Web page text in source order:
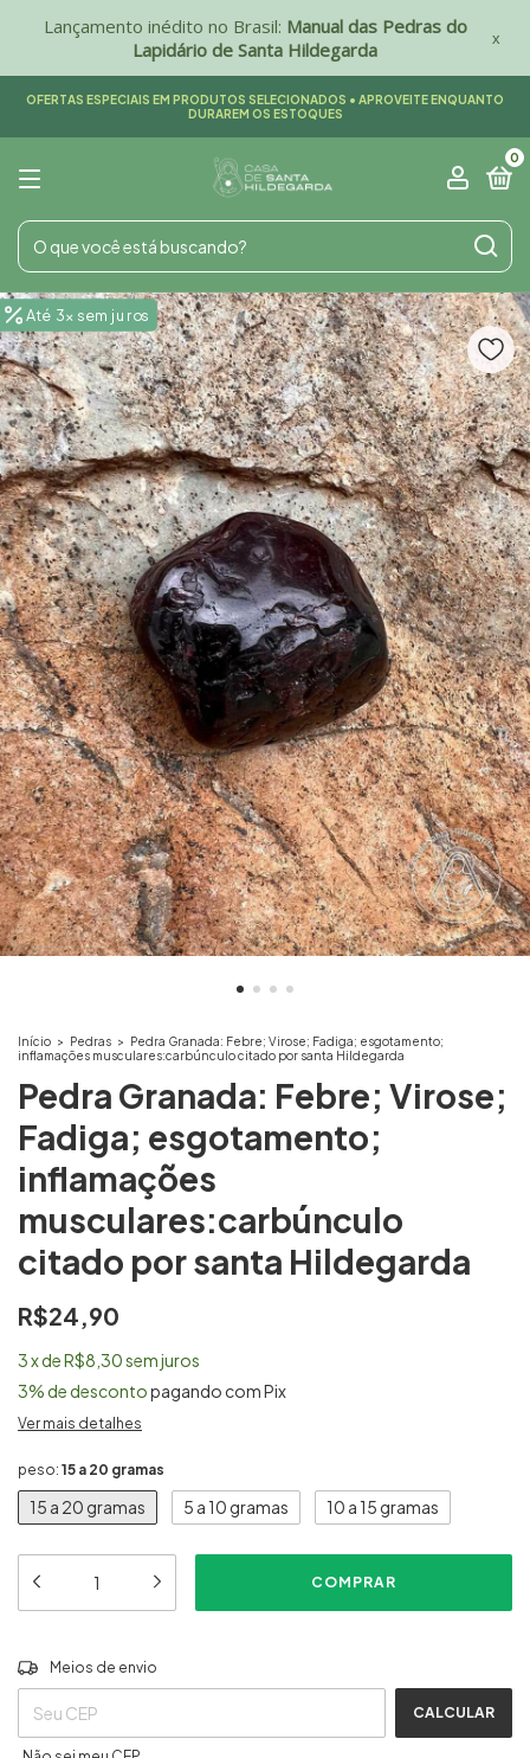
Lançamento inédito no Brasil: Manual das Pedras do
Lapidário de Santa Hildegarda
x
OFERTAS ESPECIAIS EM PRODUTOS SELECIONADOS • APROVEITE ENQUANTO
DURAREM OS ESTOQUES
0
Até 3x sem juros
Início > Pedras > Pedra Granada: Febre; Virose; Fadiga; esgotamento;
inflamações musculares:carbúnculo citado por santa Hildegarda
Pedra Granada: Febre; Virose;
Fadiga; esgotamento;
inflamações
musculares:carbúnculo
citado por santa Hildegarda
R$24,90
3xdeR$8,30sem juros
3% de descontopagando com Pix
Ver mais detalhes
peso: 15 a 20 gramas
15 a 20 gramas 5 a 10 gramas 10 a 15 gramas
Entregas para o CEP:
Meios de envio
CALCULAR